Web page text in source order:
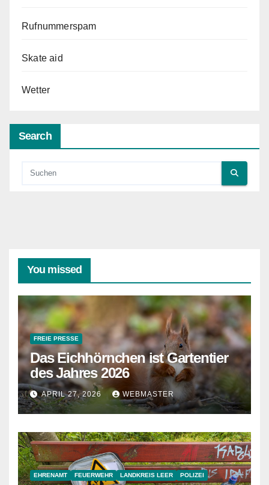
Rufnummerspam
Skate aid
Wetter
Search
You missed
FREIE PRESSE
Das Eichhörnchen ist Gartentier
des Jahres 2026
APRIL 27, 2026 WEBMASTER
EHRENAMT FEUERWEHR LANDKREIS LEER POLIZEI